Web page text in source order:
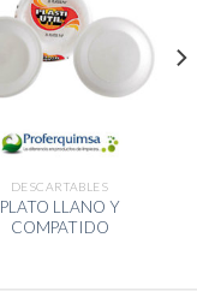
DESCARTABLES
PLATO LLANO Y
COMPATIDO